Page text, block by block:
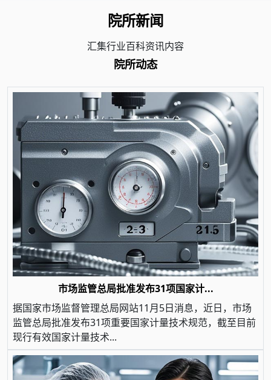
院所新闻
汇集行业百科资讯内容
院所动态
市场监管总局批准发布31项国家计...
据国家市场监督管理总局网站11月5日消息，近日，市场
监管总局批准发布31项重要国家计量技术规范，截至目前
现行有效国家计量技术...